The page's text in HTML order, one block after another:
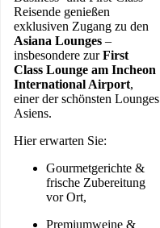
Reisende genießen
exklusiven Zugang zu den
Asiana Lounges –
insbesondere zurFirst
Class Lounge am Incheon
International Airport,
einer der schönsten Lounges
Asiens.
Hier erwarten Sie:
Gourmetgerichte &
frische Zubereitung
vor Ort,
Premiumweine &